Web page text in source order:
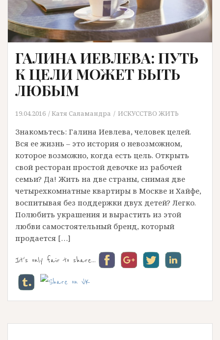
ГАЛИНА ИЕВЛЕВА: ПУТЬ
К ЦЕЛИ МОЖЕТ БЬIТЬ
ЛЮБЬIМ
19.04.2016 Катя Саламандра ИСКУССТВО ЖИТЬ
Знакомьтесь: Галина Иевлева, человек целей.
Вся ее жизнь – это история о невозможном,
которое возможно, когда есть цель. Открыть
свой ресторан простой девочке из рабочей
семьи? Да! Жить на две страны, снимая две
четырехкомнатные квартиры в Москве и Хайфе,
воспитывая без поддержки двух детей? Легко.
Полюбить украшения и вырастить из этой
любви самостоятельный бренд, который
продается […]
It's only fair to share...